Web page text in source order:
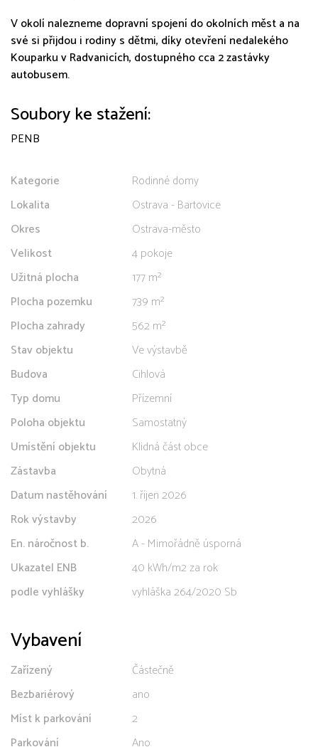
V okolí nalezneme dopravní spojení do okolních měst a na
své si přijdou i rodiny s dětmi, díky otevření nedalekého
Kouparku v Radvanicích, dostupného cca 2 zastávky
autobusem.
Soubory ke stažení:
PENB
Kategorie
Rodinné domy
Lokalita
Ostrava - Bartovice
Okres
Ostrava-město
Velikost
4 pokoje
Užitná plocha
177 m²
Plocha pozemku
739 m²
Plocha zahrady
562 m²
Stav objektu
Ve výstavbě
Budova
Cihlová
Typ domu
Přízemní
Poloha objektu
Samostatný
Umístění objektu
Klidná část obce
Zástavba
Obytná
Datum nastěhování
1. říjen 2026
Rok výstavby
2026
En. náročnost b.
A - Mimořádně úsporná
Ukazatel ENB
40 kWh/m2 za rok
podle vyhlášky
vyhláška 264/2020 Sb
Vybavení
Zařízený
Částečně
Bezbariérový
ano
Míst k parkování
2
Parkování
Ano